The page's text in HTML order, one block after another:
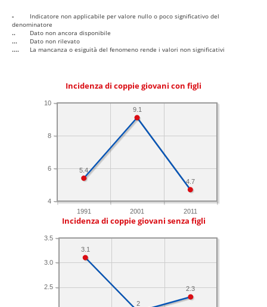
-
Indicatore non applicabile per valore nullo o poco significativo del
denominatore
..
Dato non ancora disponibile
...
Dato non rilevato
....
La mancanza o esiguità del fenomeno rende i valori non significativi
Incidenza di coppie giovani con figli
1991 2001 2011
4
6
8
10
4.7
9.1
5.4
Incidenza di coppie giovani senza figli
2.5
3.0
3.5
2.3
2
3.1